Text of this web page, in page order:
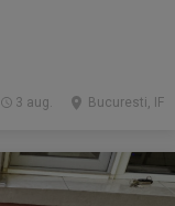
Bucuresti, IF
3 aug.